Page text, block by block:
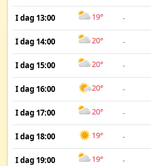
I dag 13:00 19° -
I dag 14:00 20° -
I dag 15:00 20° -
I dag 16:00 20° -
I dag 17:00 20° -
I dag 18:00 19° -
I dag 19:00 19° -